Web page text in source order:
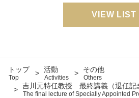
VIEW LIST
トップ
Top
活動
Activities
その他
Others
吉川元特任教授 最終講義（退任記
The final lecture of Specially Appointed